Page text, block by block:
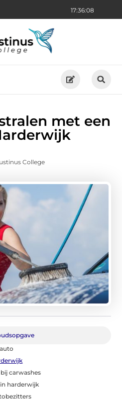
17:36:09
met een
College
carwashes
harderwijk